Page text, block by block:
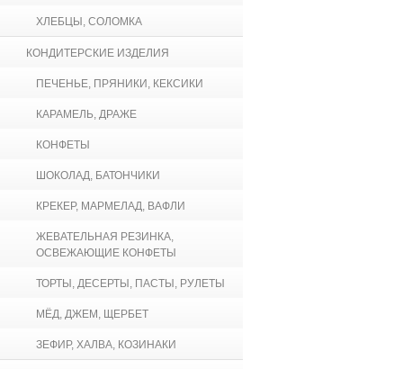
ХЛЕБЦЫ, СОЛОМКА
КОНДИТЕРСКИЕ ИЗДЕЛИЯ
ПЕЧЕНЬЕ, ПРЯНИКИ, КЕКСИКИ
КАРАМЕЛЬ, ДРАЖЕ
КОНФЕТЫ
ШОКОЛАД, БАТОНЧИКИ
КРЕКЕР, МАРМЕЛАД, ВАФЛИ
ЖЕВАТЕЛЬНАЯ РЕЗИНКА,
ОСВЕЖАЮЩИЕ КОНФЕТЫ
ТОРТЫ, ДЕСЕРТЫ, ПАСТЫ, РУЛЕТЫ
МЁД, ДЖЕМ, ЩЕРБЕТ
ЗЕФИР, ХАЛВА, КОЗИНАКИ